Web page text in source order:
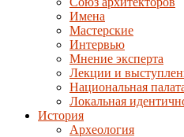
Имена
Мастерские
Интервью
Мнение эксперта
Лекции и
Национальная
Локальная
История
Археология